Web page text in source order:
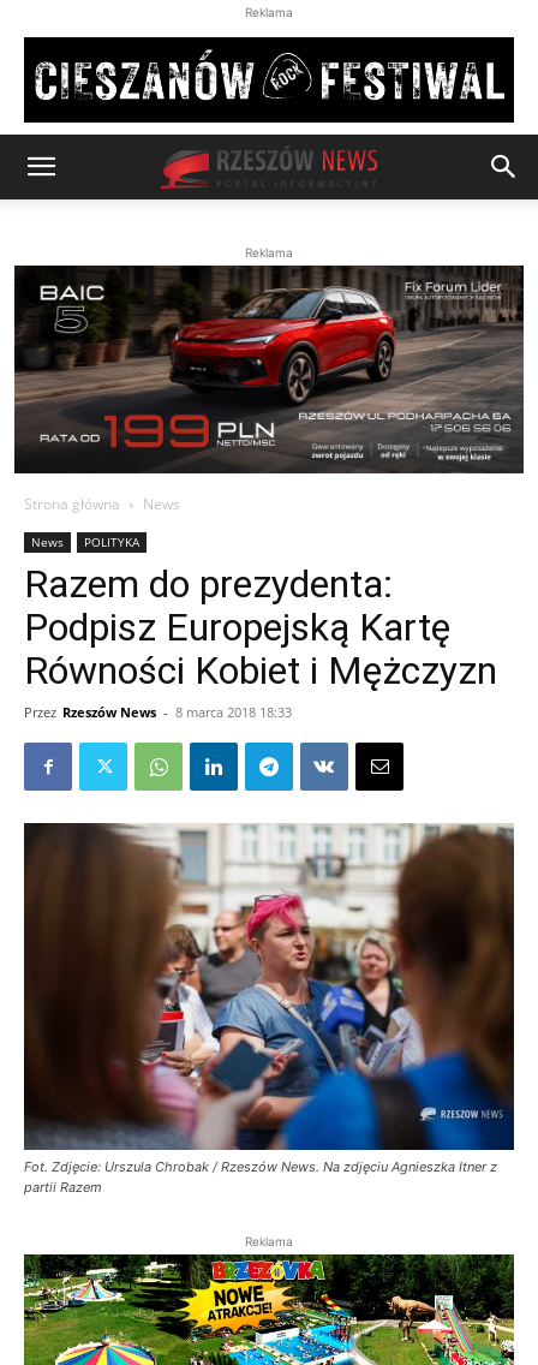
Reklama
Reklama
Strona główna News
News POLITYKA
Razem do prezydenta:
Podpisz Europejską Kartę
Równości Kobiet i Mężczyzn
Przez Rzeszów News - 8 marca 2018 18:33
Fot. Zdjęcie: Urszula Chrobak / Rzeszów News. Na zdjęciu Agnieszka Itner z
partii Razem
Reklama